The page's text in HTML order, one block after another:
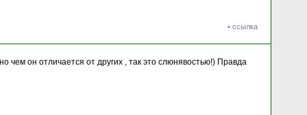
• ссылка
чем он отличается от других , так это слюнявостью!) Правда